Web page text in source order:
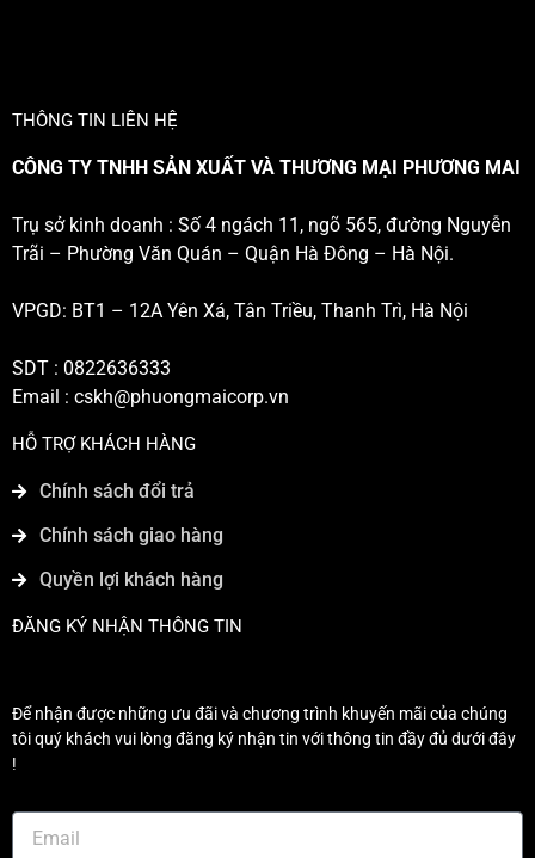
THÔNG TIN LIÊN HỆ
CÔNG TY TNHH SẢN XUẤT VÀ THƯƠNG MẠI PHƯƠNG MAI
Trụ sở kinh doanh : Số 4 ngách 11, ngõ 565, đường Nguyễn
Trãi – Phường Văn Quán – Quận Hà Đông – Hà Nội.
VPGD: BT1 – 12A Yên Xá, Tân Triều, Thanh Trì, Hà Nội
SDT : 0822636333
Email : cskh@phuongmaicorp.vn
HỖ TRỢ KHÁCH HÀNG
Chính sách đổi trả
Chính sách giao hàng
Quyền lợi khách hàng
ĐĂNG KÝ NHẬN THÔNG TIN
Để nhận được những ưu đãi và chương trình khuyến mãi của chúng
tôi quý khách vui lòng đăng ký nhận tin với thông tin đầy đủ dưới đây
!